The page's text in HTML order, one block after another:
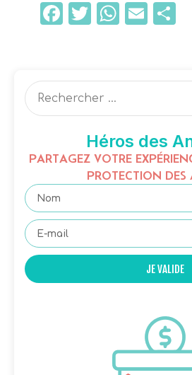
Facebook
Twitter
Héros des
PARTAGEZ VOTRE
PROTECTION
JE VALIDE